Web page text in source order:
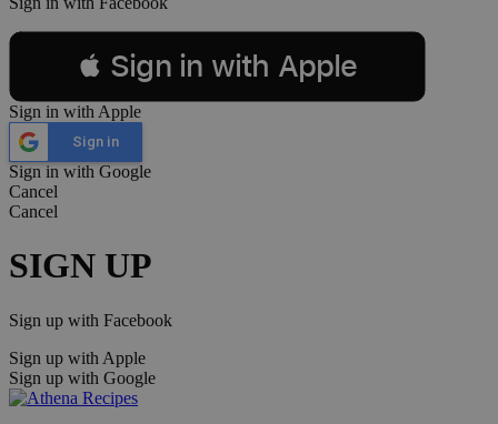
 Sign in with Apple
Sign in with Apple
Sign in
Sign in with Google
Cancel
Cancel
SIGN UP
Sign up with Facebook
Sign up with Apple
Sign up with Google